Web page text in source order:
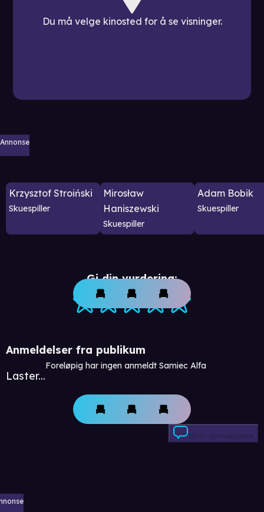
Du må velge kinosted for å se visninger.
Annonse
Krzysztof Stroiński
Skuespiller
Mirosław
Haniszewski
Skuespiller
Adam Bobik
Skuespiller
Gi din vurdering:
Anmeldelser fra publikum
Laster...
Foreløpig har ingen anmeldt Samiec Alfa
Skriv anmeldelse